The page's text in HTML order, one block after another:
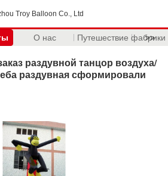
Troy Balloon Co., Ltd
О нас Путешествие фабрики
>>
раздувной танцор воздуха/
раздувная сформировали